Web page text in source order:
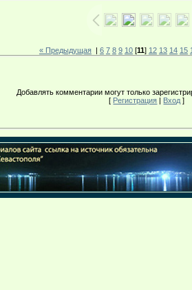
« Предыдущая| 6 7 8 9 10[11] 12 13 14 15
Добавлять комментарии могут только
[ Регистрация | Вход ]